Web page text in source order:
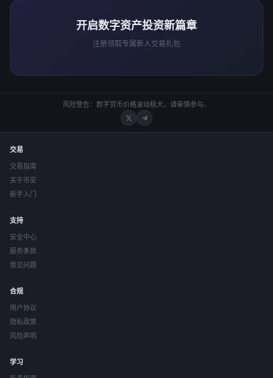
开启数字资产投资新篇章
注册领取专属新人交易礼包
风险警告：数字货币价格波动极大，请审慎参与。
交易
交易指南
关于币安
新手入门
支持
安全中心
服务条款
常见问题
合规
用户协议
隐私政策
风险声明
学习